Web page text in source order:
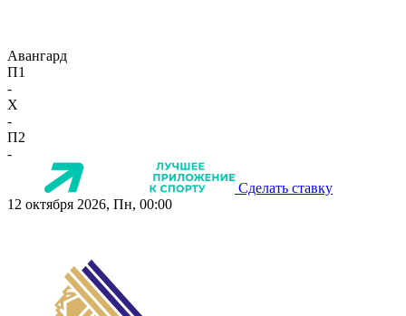
Авангард
П1
-
X
-
П2
-
Сделать ставку
12 октября 2026, Пн, 00:00